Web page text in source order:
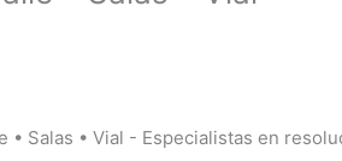
• Salas • Vial - Especialistas en